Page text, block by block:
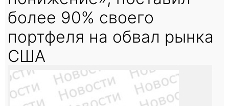
более 90% своего
портфеля на обвал рынка
США